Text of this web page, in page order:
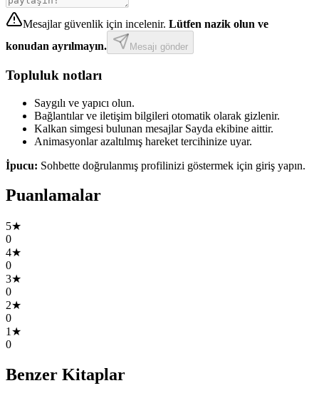
Mesajlar güvenlik için incelenir. Lütfen nazik olun ve
konudan ayrılmayın.
Mesajı gönder
Topluluk notları
Saygılı ve yapıcı olun.
Bağlantılar ve iletişim bilgileri otomatik olarak gizlenir.
Kalkan simgesi bulunan mesajlar Sayda ekibine aittir.
Animasyonlar azaltılmış hareket tercihinize uyar.
İpucu: Sohbette doğrulanmış profilinizi göstermek için giriş yapın.
Puanlamalar
5★
0
4★
0
3★
0
2★
0
1★
0
Benzer Kitaplar